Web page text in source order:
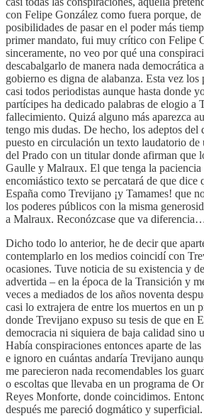
con Felipe González como fuera porque,
posibilidades de pasar en el poder más
primer mandato, fui muy crítico con Felipe
sinceramente, no veo por qué una
descabalgarlo de manera nada democrática
gobierno es digna de alabanza. Esta vez los
casi todos periodistas aunque hasta donde
partícipes ha dedicado palabras de elogio a
fallecimiento. Quizá alguno más aparezca
tengo mis dudas. De hecho, los adeptos del
puesto en circulación un texto laudatorio de
del Prado con un titular donde afirman que
Gaulle y Malraux. El que tenga la
encomiástico texto se percatará de que dice
España como Trevijano ¡y Tamames! que
los poderes públicos con la misma
a Malraux. Reconózcase que va
Dicho todo lo anterior, he de decir que
contemplarlo en los medios coincidí con
ocasiones. Tuve noticia de su existencia y
advertida – en la época de la Transición y
veces a mediados de los años noventa
casi lo extrajera de entre los muertos en un
donde Trevijano expuso su tesis de que en
democracia ni siquiera de baja calidad sino
Había conspiraciones entonces aparte de
e ignoro en cuántas andaría Trevijano
me parecieron nada recomendables los
o escoltas que llevaba en un programa de
Reyes Monforte, donde coincidimos.
después me pareció dogmático y superficial.